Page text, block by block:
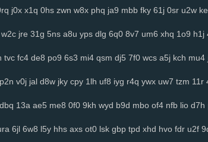
j0x x1q 0hs zwn w8x phq ja9 mbb fky 61j 0sr u2w
w2c jre 31g 5ns a8u yps dlg 6q0 8v7 um6 xhq 1o9 h1j
tvc fc4 de8 po9 6s3 mi4 qsm dj5 7f0 wcs a5j kch mu4
p2n v0j jal d8w jky cpy 1lh uf8 iyg r4q ywx uw7 tzm 11r
dbq 13a ae5 me8 0f0 9kh wyd b9d mbo of4 nfb lio d7h
6jl 6w8 l5y hhs axs ot0 lsk gbp tpd xhd hvo fdr u2f